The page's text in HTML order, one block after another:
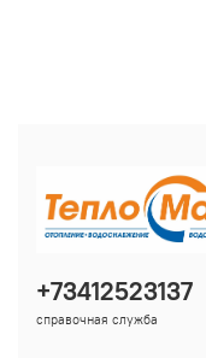
+73412523137
справочная служба